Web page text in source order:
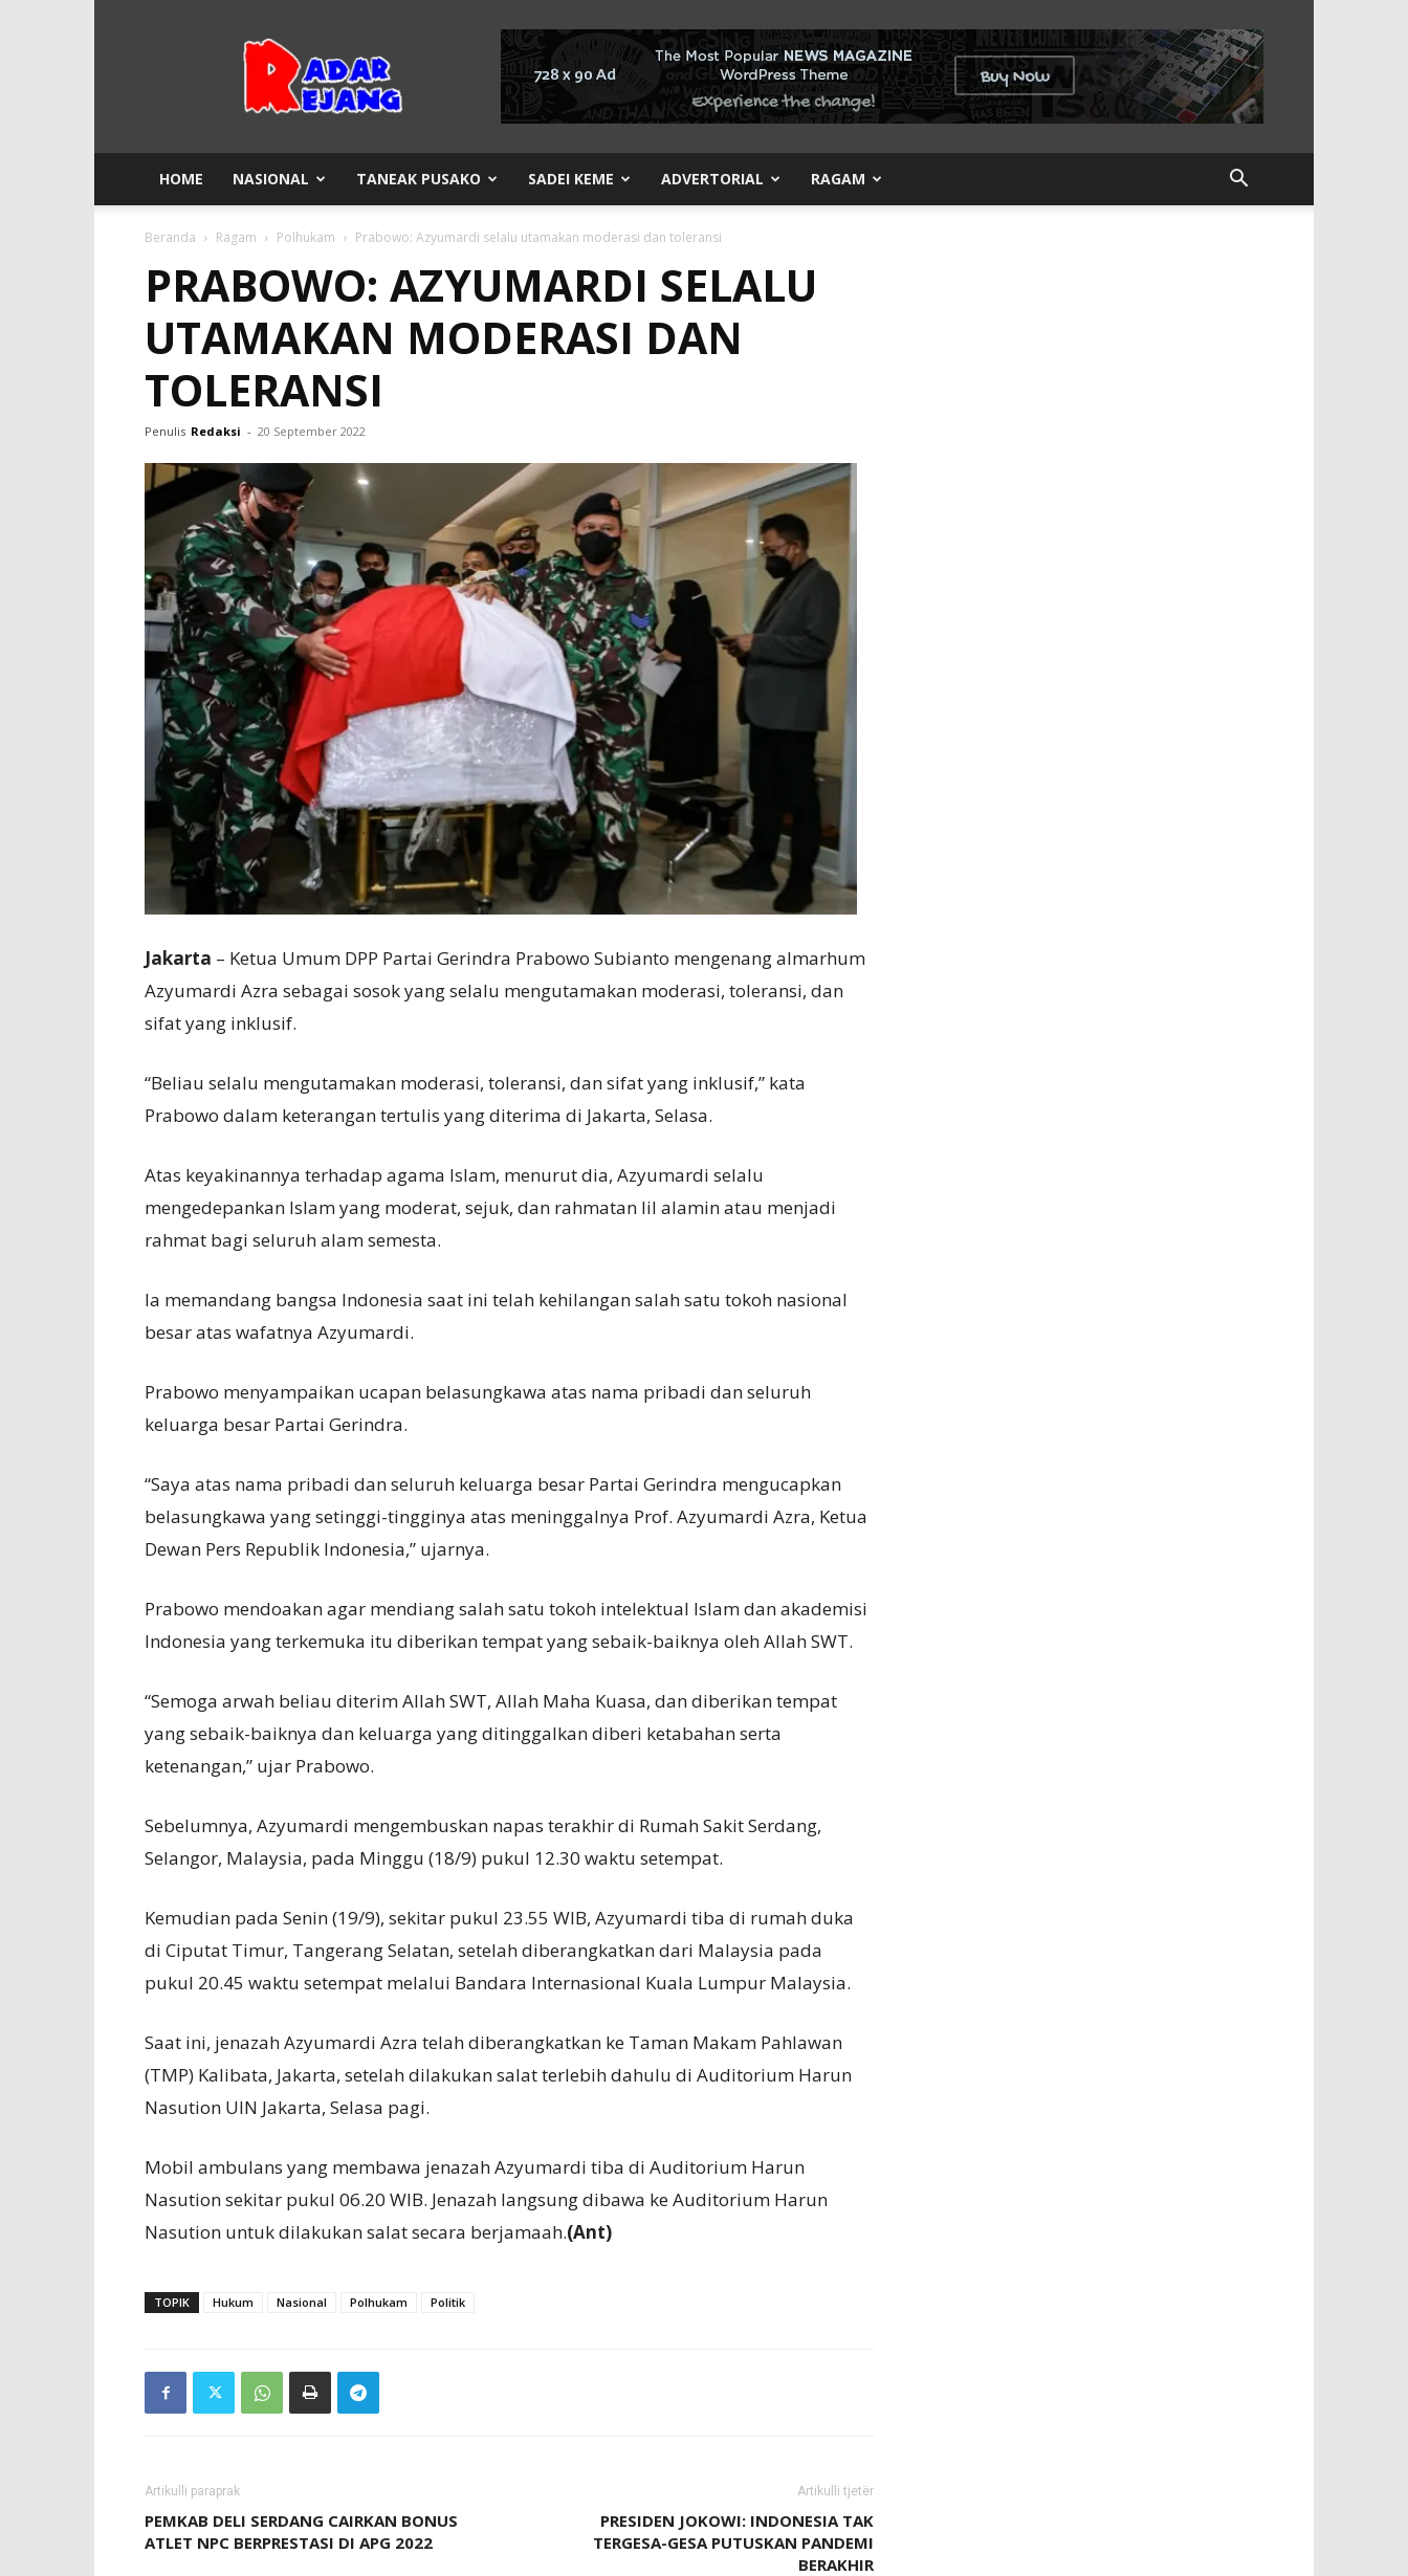
Rejang
HOME NASIONAL TANEAK PUSAKO SADEI KEME ADVERTORIAL RAGAM
Beranda Ragam Polhukam Prabowo: Azyumardi selalu utamakan moderasi dan toleransi
PRABOWO: AZYUMARDI SELALU
UTAMAKAN MODERASI DAN
TOLERANSI
Penulis Redaksi - 20 September 2022
Jakarta – Ketua Umum DPP Partai Gerindra Prabowo Subianto mengenang almarhum
Azyumardi Azra sebagai sosok yang selalu mengutamakan moderasi, toleransi, dan
sifat yang inklusif.
“Beliau selalu mengutamakan moderasi, toleransi, dan sifat yang inklusif,” kata
Prabowo dalam keterangan tertulis yang diterima di Jakarta, Selasa.
Atas keyakinannya terhadap agama Islam, menurut dia, Azyumardi selalu
mengedepankan Islam yang moderat, sejuk, dan rahmatan lil alamin atau menjadi
rahmat bagi seluruh alam semesta.
Ia memandang bangsa Indonesia saat ini telah kehilangan salah satu tokoh nasional
besar atas wafatnya Azyumardi.
Prabowo menyampaikan ucapan belasungkawa atas nama pribadi dan seluruh
keluarga besar Partai Gerindra.
“Saya atas nama pribadi dan seluruh keluarga besar Partai Gerindra mengucapkan
belasungkawa yang setinggi-tingginya atas meninggalnya Prof. Azyumardi Azra, Ketua
Dewan Pers Republik Indonesia,” ujarnya.
Prabowo mendoakan agar mendiang salah satu tokoh intelektual Islam dan akademisi
Indonesia yang terkemuka itu diberikan tempat yang sebaik-baiknya oleh Allah SWT.
“Semoga arwah beliau diterim Allah SWT, Allah Maha Kuasa, dan diberikan tempat
yang sebaik-baiknya dan keluarga yang ditinggalkan diberi ketabahan serta
ketenangan,” ujar Prabowo.
Sebelumnya, Azyumardi mengembuskan napas terakhir di Rumah Sakit Serdang,
Selangor, Malaysia, pada Minggu (18/9) pukul 12.30 waktu setempat.
Kemudian pada Senin (19/9), sekitar pukul 23.55 WIB, Azyumardi tiba di rumah duka
di Ciputat Timur, Tangerang Selatan, setelah diberangkatkan dari Malaysia pada
pukul 20.45 waktu setempat melalui Bandara Internasional Kuala Lumpur Malaysia.
Saat ini, jenazah Azyumardi Azra telah diberangkatkan ke Taman Makam Pahlawan
(TMP) Kalibata, Jakarta, setelah dilakukan salat terlebih dahulu di Auditorium Harun
Nasution UIN Jakarta, Selasa pagi.
Mobil ambulans yang membawa jenazah Azyumardi tiba di Auditorium Harun
Nasution sekitar pukul 06.20 WIB. Jenazah langsung dibawa ke Auditorium Harun
Nasution untuk dilakukan salat secara berjamaah.(Ant)
TOPIK Hukum Nasional Polhukam Politik
Artikulli paraprak
PEMKAB DELI SERDANG CAIRKAN BONUS
ATLET NPC BERPRESTASI DI APG 2022
Artikulli tjetër
PRESIDEN JOKOWI: INDONESIA TAK
TERGESA-GESA PUTUSKAN PANDEMI
BERAKHIR